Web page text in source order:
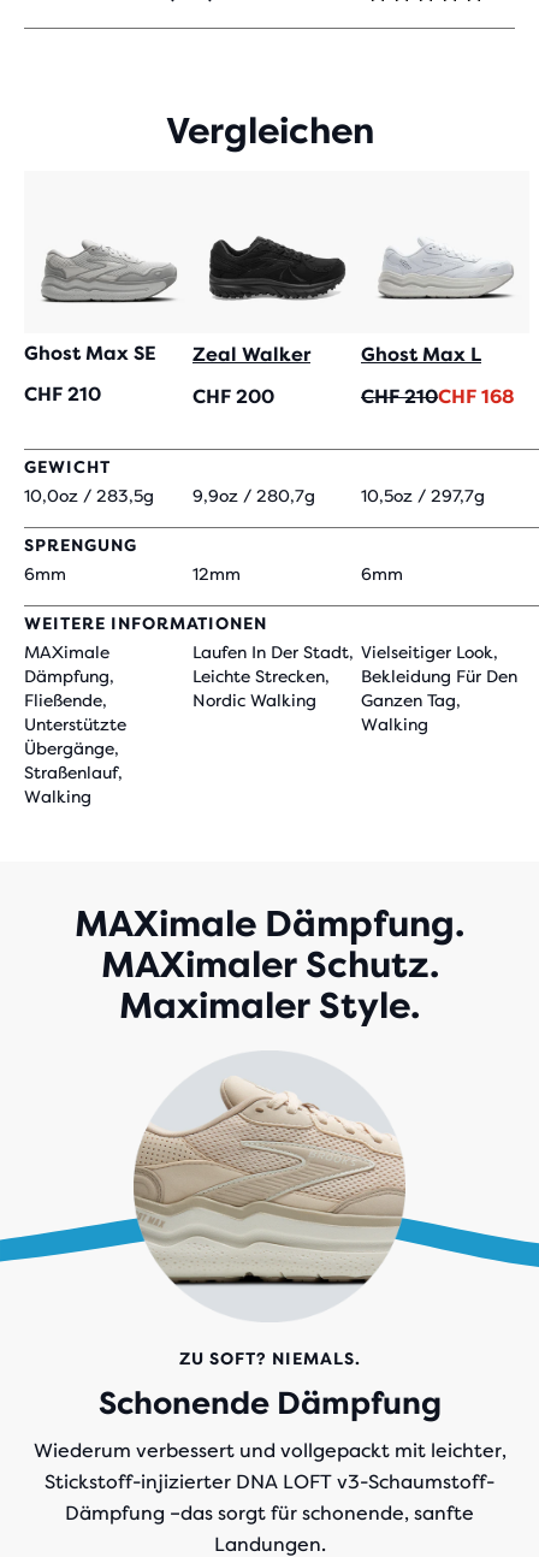
VON
Vergleichen
Ghost Max SE
CHF 210
Zeal Walker
CHF 200
Ghost Max L
Ursprünglicher
CHF 210
AktuellerCHF 168
GEWICHT
10,0oz / 283,5g
9,9oz / 280,7g 10,5oz / 297,7g
SPRENGUNG
6mm
12mm 6mm
WEITERE INFORMATIONEN
MAXimale
Dämpfung,
Fließende,
Unterstützte
Übergänge,
Straßenlauf,
Walking
Laufen In Der Stadt,
Leichte Strecken,
Nordic Walking
Vielseitiger Look,
Bekleidung Für Den
Ganzen Tag,
Walking
MAXimale Dämpfung.
MAXimaler Schutz.
Maximaler Style.
ZU SOFT? NIEMALS.
Schonende Dämpfung
Wiederum verbessert und vollgepackt mit leichter,
Stickstoff-injizierter DNA LOFT v3-Schaumstoff-
Dämpfung –das sorgt für schonende, sanfte
Landungen.